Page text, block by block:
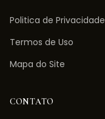
Politica de Privacidade
Termos de Uso
Mapa do Site
CONTATO